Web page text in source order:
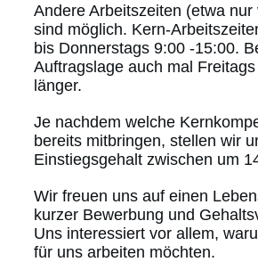
Andere Arbeitszeiten (etwa nur
sind möglich. Kern-
bis Donnerstags 9:00 -15:00.
Auftragslage auch mal
länger.
Je nachdem welche
bereits mitbringen, stellen wir
Einstiegsgehalt zwischen um
Wir freuen uns auf einen
kurzer Bewerbung und
Uns interessiert vor allem,
für uns arbeiten möchten.